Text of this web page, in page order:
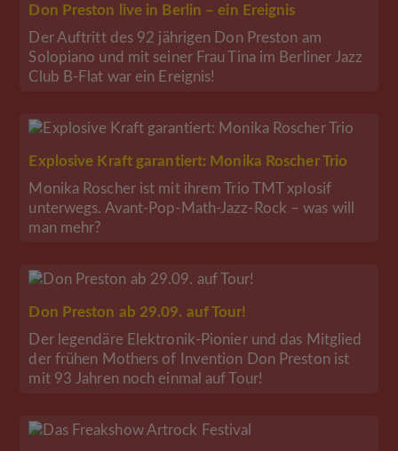
Don Preston live in Berlin – ein Ereignis
Der Auftritt des 92 jährigen Don Preston am
Solopiano und mit seiner Frau Tina im Berliner Jazz
Club B-Flat war ein Ereignis!
Explosive Kraft garantiert: Monika Roscher Trio
Monika Roscher ist mit ihrem Trio TMT xplosif
unterwegs. Avant-Pop-Math-Jazz-Rock – was will
man mehr?
Don Preston ab 29.09. auf Tour!
Der legendäre Elektronik-Pionier und das Mitglied
der frühen Mothers of Invention Don Preston ist
mit 93 Jahren noch einmal auf Tour!